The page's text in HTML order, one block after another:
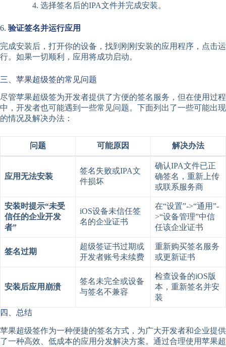
选择签名后的IPA文件并完成安装。
6. 验证签名并运行应用
完成安装后，打开你的设备，找到刚刚安装的应用程序，点击运
行。如果一切顺利，应用将成功启动。
三、苹果超级签的常见问题
尽管苹果超级签为开发者提供了方便的签名服务，但在使用过程
中，开发者也可能遇到一些常见问题。下面列出了一些可能出现
的情况及解决办法：
问题 可能原因 解决办法
应用无法安装
签名失败或IPA文
件损坏
确认IPA文件已正
确签名，重新上传
或联系服务商
安装时提示“未受
信任的企业开发
者”
iOS设备未信任签
名的企业证书
在“设置”->“通用”-
>“设备管理”中信
任该企业证书
签名过期
超级签证书过期或
开发者账号未续费
重新购买签名服务
或更新证书
安装后应用崩溃
签名未完全或设备
与签名不兼容
检查设备的iOS版
本，重新签名并安
装
四、总结
苹果超级签作为一种便捷的签名方式，为广大开发者和企业提供
了一种高效、低成本的应用分发解决方案。通过合理使用苹果超